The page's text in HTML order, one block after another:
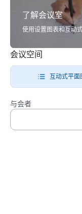
了解会议室
使用设置图表和互动
会议空间
互动式平面
与会者